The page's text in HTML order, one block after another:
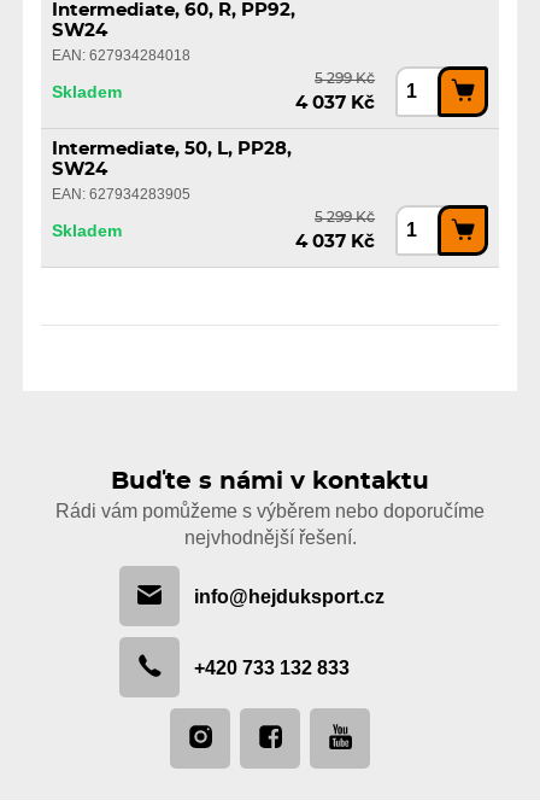
Intermediate, 60, R, PP92,
SW24
EAN: 627934284018
Skladem
5 299 Kč
4 037 Kč
Intermediate, 50, L, PP28,
SW24
EAN: 627934283905
Skladem
5 299 Kč
4 037 Kč
Buďte s námi v kontaktu
Rádi vám pomůžeme s výběrem nebo doporučíme
nejvhodnější řešení.
info@hejduksport.cz
+420 733 132 833